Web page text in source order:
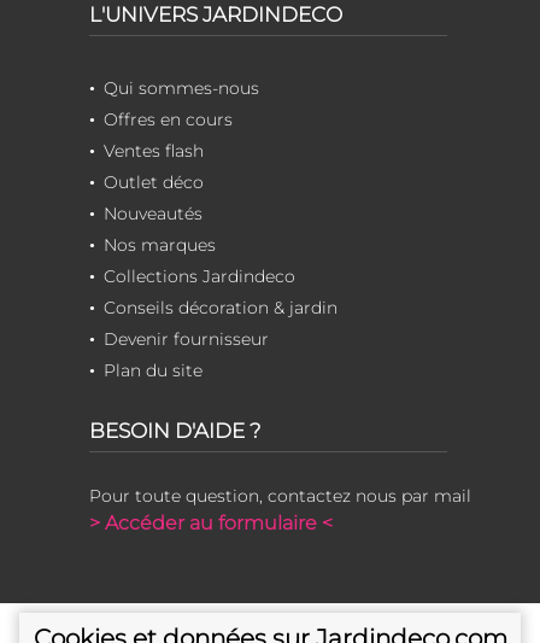
L'UNIVERS JARDINDECO
Qui sommes-nous
Offres en cours
Ventes flash
Outlet déco
Nouveautés
Nos marques
Collections Jardindeco
Conseils décoration & jardin
Devenir fournisseur
Plan du site
BESOIN D'AIDE ?
Pour toute question, contactez nous par mail
> Accéder au formulaire <